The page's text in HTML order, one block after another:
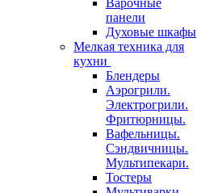
Варочные
панели
Духовые шкафы
Мелкая техника для
кухни
Блендеры
Аэрогрили.
Электрогрили.
Фритюрницы.
Вафельницы.
Сэндвичницы.
Мультипекари.
Тостеры